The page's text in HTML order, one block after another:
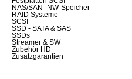
NAS/SAN- NW-Speicher
RAID Systeme
SCSI
SSD - SATA & SAS
SSDs
Streamer & SW
Zubehör HD
Zusatzgarantien